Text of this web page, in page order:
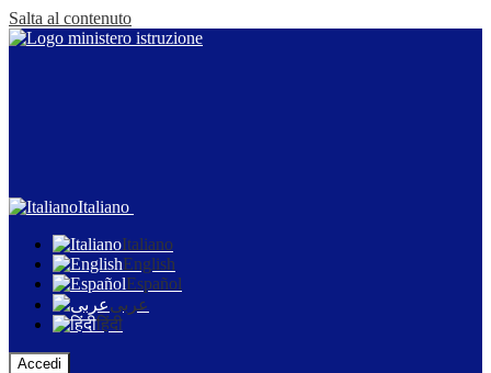
Salta al contenuto
Italiano
Italiano
English
Español
عربى
हिंदी
Accedi